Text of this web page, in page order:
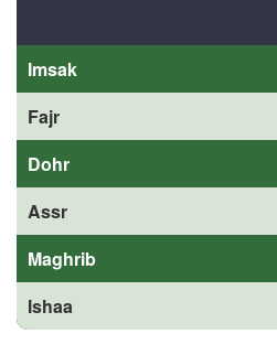
Imsak
Fajr
Dohr
Assr
Maghrib
Ishaa